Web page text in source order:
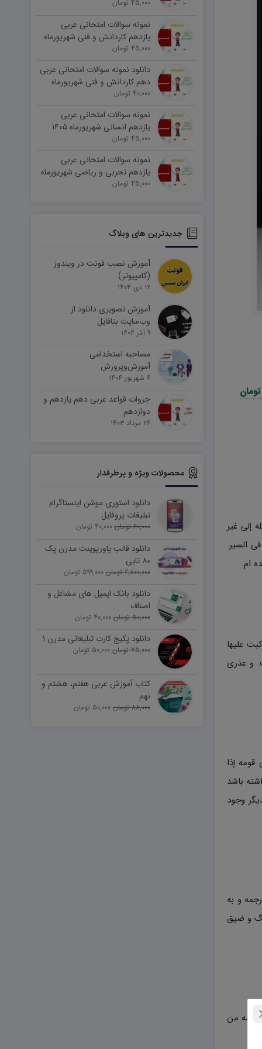
إلى غیر
السیر.
ام.
علیها
و عذری
إذا
باشد
وجود
و به
و ضیق
من
شهریورماه ۱۴۰۵ word
45,000 تومان
نمونه سوالات امتحانی عربی
یازدهم کاردانش و فنی شهریورماه
۱۴۰۵ word
45,000 تومان
دانلود نمونه سوالات امتحانی عربی
دهم کاردانش و فنی شهریورماه
۱۴۰۵ word
40,000 تومان
نمونه سوالات امتحانی عربی
یازدهم انسانی شهریورماه ۱۴۰۵
word
45,000 تومان
نمونه سوالات امتحانی عربی
یازدهم تجربی و ریاضی شهریورماه
۱۴۰۵ word
45,000 تومان
جدیدترین های وبلاگ
آموزش نصب فونت در ویندوز
(کامپیوتر)
۱۲ دی ۱۴۰۴
آموزش تصویری دانلود از
وب‌سایت بتافایل
۹ آذر ۱۴۰۴
مصاحبه استخدامی
آموزش‌وپرورش
۶ شهریور ۱۴۰۴
جزوات قواعد عربی دهم یازدهم و
دوازدهم
۲۶ مرداد ۱۴۰۳
محصولات ویژه و پرطرفدار
دانلود استوری موشن اینستاگرام
تبلیغات پروفایل
60,000 تومان 40,000 تومان
دانلود قالب پاورپوینت مدرن پک
۸۰ تایی
2,800,000 تومان 599,000 تومان
دانلود بانک ایمیل های مشاغل و
اصناف
50,000 تومان 40,000 تومان
دانلود پکیج کارت تبلیغاتی مدرن ۱
75,000 تومان 50,000 تومان
کتاب آموزش عربی هفتم، هشتم و
نهم
88,000 تومان 50,000 تومان